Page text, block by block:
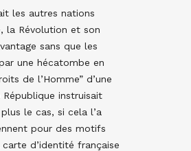
les autres nations
la Révolution et son
sans que les
une hécatombe en
de l’Homme” d’une
instruisait
le cas, si cela l’a
pour des motifs
d’identité française